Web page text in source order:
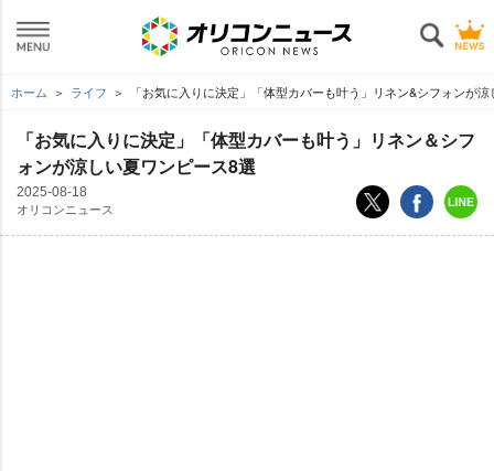
ホーム ライフ 「お気に入りに決定」「体型カバーも叶う」リネン&シフォンが
「お気に入りに決定」「体型カバーも叶う」リネン＆シフ
ォンが涼しい夏ワンピース8選
2025-08-18
オリコンニュース